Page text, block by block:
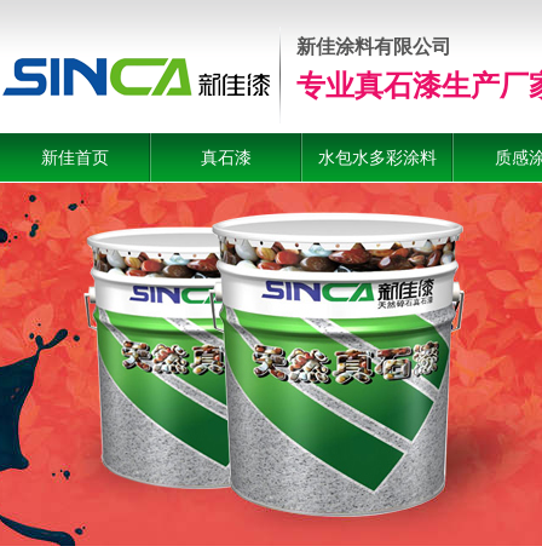
新佳涂料有限公司
专业真石漆生产厂
新佳首页 真石漆 水包水多彩涂料 质感